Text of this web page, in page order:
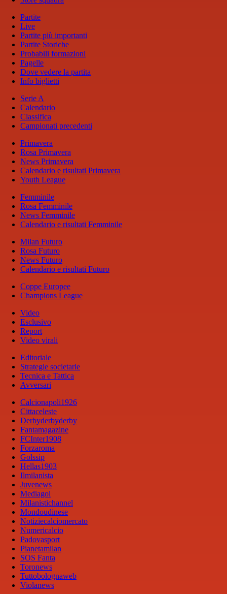
Partite
Live
Partite più importanti
Partite Storiche
Probabili formazioni
Pagelle
Dove vedere la partita
Info biglietti
Serie A
Calendario
Classifica
Campionati precedenti
Primavera
Rosa Primavera
News Primavera
Calendario e risultati Primavera
Youth League
Femminile
Rosa Femminile
News Femminile
Calendario e risultati Femminile
Milan Futuro
Rosa Futuro
News Futuro
Calendario e risultati Futuro
Coppe Europee
Champions League
Video
Esclusivo
Report
Video virali
Editoriale
Strategie societarie
Tecnica e Tattica
Avversari
Calcionapoli1926
Cittaceleste
Derbyderbyderby
Fantamagazine
FCInter1908
Forzaroma
Golssip
Hellas1903
Ilmilanista
Juvenews
Mediagol
Milanistichannel
Mondoudinese
Notiziecalciomercato
Numericalcio
Padovasport
Pianetamilan
SOS Fanta
Toronews
Tuttobolognaweb
Violanews